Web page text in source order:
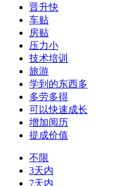
晋升快
车贴
房贴
压力小
技术培训
旅游
学到的东西多
多劳多得
可以快速成长
增加阅历
提成价值
不限
3天内
7天内